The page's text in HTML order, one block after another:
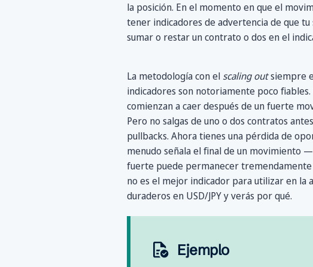
la posición. En el momento en que el
tener indicadores de advertencia de que
sumar o restar un contrato o dos en el
La metodología con el scaling outsiempre
indicadores son notoriamente poco
comienzan a caer después de un fuerte
Pero no salgas de uno o dos contratos
pullbacks. Ahora tienes una pérdida de
menudo señala el final de un movimiento
fuerte puede permanecer tremendamente
no es el mejor indicador para utilizar en la
duraderos en USD/JPY y verás por qué.
Ejemplo